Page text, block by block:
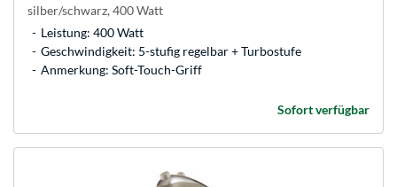
silber/schwarz, 400 Watt
Leistung: 400 Watt
Geschwindigkeit: 5-stufig regelbar + Turbostufe
Anmerkung: Soft-Touch-Griff
Sofort verfügbar